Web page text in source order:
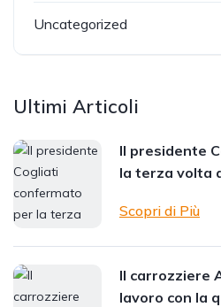
Uncategorized
Ultimi Articoli
Il presidente
la terza volta
Scopri di Più
Il carrozziere
lavoro con la